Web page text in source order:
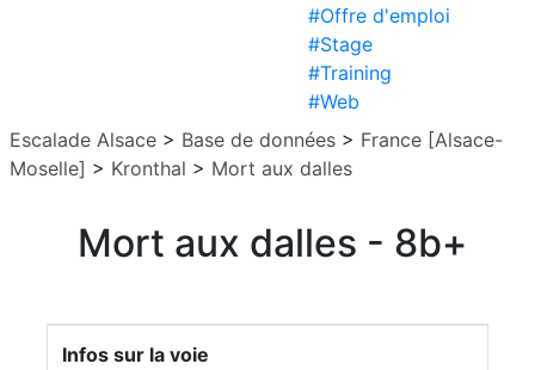
#Offre d'emploi
#Stage
#Training
#Web
Escalade Alsace > Base de données > France [Alsace-
Moselle] > Kronthal > Mort aux dalles
Mort aux dalles - 8b+
Infos sur la voie